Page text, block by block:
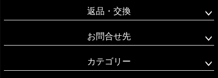
返品・交換
お問合せ先
カテゴリー